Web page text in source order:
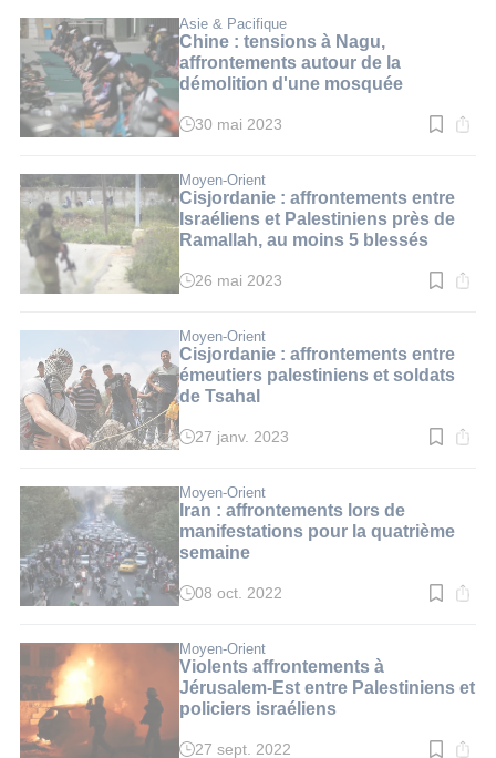
:
2
min.
Asie & Pacifique
Chine : tensions à Nagu,
affrontements autour de la
démolition d'une mosquée
Temps
:
3
min.
30 mai 2023
Moyen-Orient
Cisjordanie : affrontements entre
Israéliens et Palestiniens près de
Ramallah, au moins 5 blessés
Temps
:
1
min.
26 mai 2023
Moyen-Orient
Cisjordanie : affrontements entre
émeutiers palestiniens et soldats
de Tsahal
Temps
:
2
min.
27 janv. 2023
Moyen-Orient
Iran : affrontements lors de
manifestations pour la quatrième
semaine
Temps
:
2
min.
08 oct. 2022
Moyen-Orient
Violents affrontements à
Jérusalem-Est entre Palestiniens et
policiers israéliens
27 sept. 2022